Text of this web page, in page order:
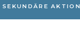
SEKUNDÄRE AKTION